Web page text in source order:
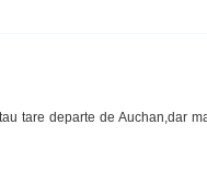
tare departe de Auchan,dar